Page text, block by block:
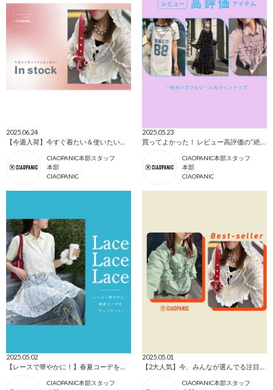
2025.06.24
CIAOPANIC本部スタッフ
本部
CIAOPANIC
2025.05.23
CIAOPANIC本部スタッフ
本部
CIAOPANIC
2025.05.02
CIAOPANIC本部スタッフ
2025.05.01
CIAOPANIC本部スタッフ